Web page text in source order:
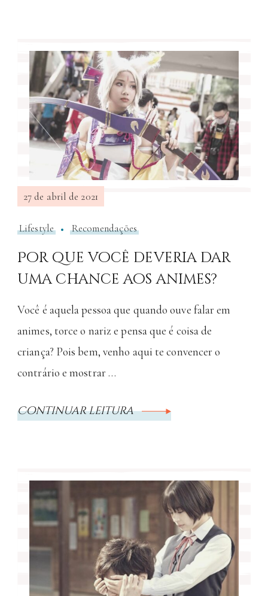
27 de abril de 2021
Lifestyle Recomendações
Por que você deveria dar
uma chance aos animes?
Você é aquela pessoa que quando ouve falar em
animes, torce o nariz e pensa que é coisa de
criança? Pois bem, venho aqui te convencer o
contrário e mostrar …
Continuar leitura